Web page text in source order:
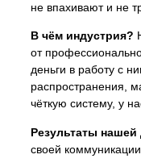
не впахивают и не
В чём индустрия?
от
деньги в работу с
распространения,
чёткую систему, у
Результаты нашей
своей